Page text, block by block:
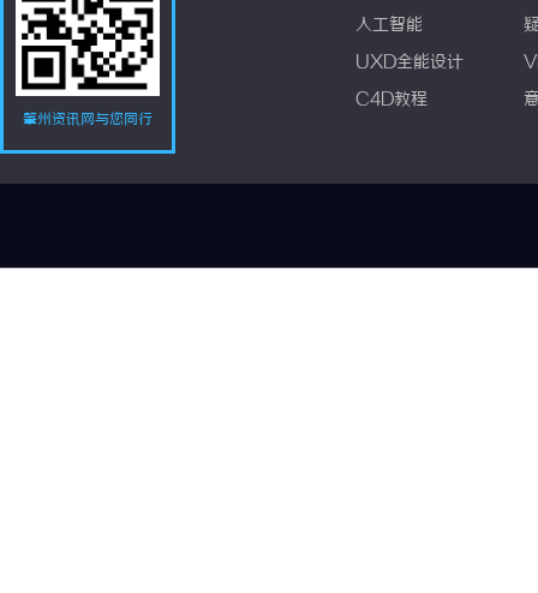
肇州资讯网与您同行
人工智能
UXD全能设计
C4D教程